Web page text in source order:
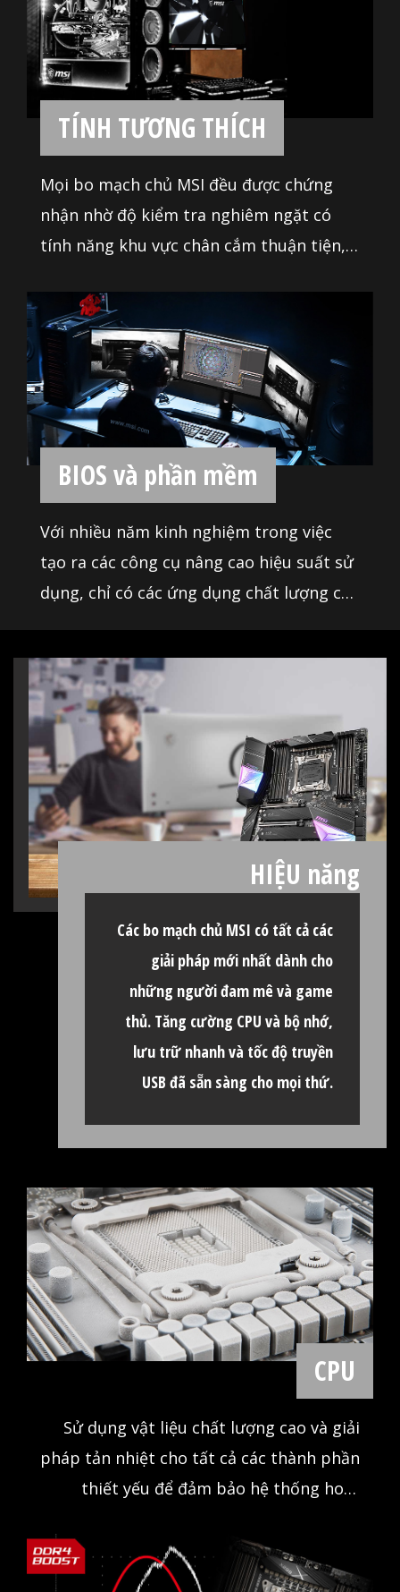
hệ thống để đẩy bộ máy tính của bạn
vượt qua giới hạn. Bo mạch chủ MSI
chính là sự lựa chọn khôn ngoan khi bạn
muốn tự mình lắp đặt hệ thống.
TÍNH TƯƠNG THÍCH
Mọi bo mạch chủ MSI đều được chứng
tính năng khu vực chân cắm thuận tiện,
vị trí SATA & USB thân thiện để tương
thích với phạm vi rộng nhất của các
thành phần và thiết bị, vì vậy người dùng
DIY có thể chọn các thành phần họ muốn.
Hơn thế nữa, chúng tôi cung cấp Danh
sách nhà cung cấp đủ tiêu chuẩn (QVL)
bộ nhớ. Kết hợp với công nghệ MSI DDR4
Boost, chúng tôi cung cấp khả năng
tương thích tối đa ngay cả khi ép xung, vì
chơi game mà bạn muốn.
BIOS và phần mềm
Với nhiều năm kinh nghiệm trong việc
nhất mới được sử dụng. Sử dụng các
công cụ này để tận dụng tối đa bo mạch
chủ của bạn. Hơn nữa, chúng tôi đảm
bảo rằng BIOS của chúng tôi chứa tất cả
các tùy chọn mới nhất và dễ sử dụng cho
mọi người. Các tính năng mở rộng cho
phép bạn tinh chỉnh hệ thống của mình
để mang lại hiệu suất tối đa đáng tin cậy.
HIỆU năng
Các bo mạch chủ MSI có tất cả các
giải pháp mới nhất dành cho
những người đam mê và game
thủ. Tăng cường CPU và bộ nhớ,
CPU
Sử dụng vật liệu chất lượng cao và giải
thiết yếu để đảm bảo hệ thống hoạt
động ổn định với hiệu năng cao nhất